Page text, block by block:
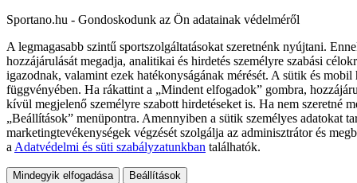
Sportano.hu - Gondoskodunk az Ön adatainak védelméről
A legmagasabb szintű sportszolgáltatásokat szeretnénk nyújtani.
hozzájárulását megadja, analitikai és hirdetés személyre szabási
igazodnak, valamint ezek hatékonyságának mérését. A sütik és
függvényében. Ha rákattint a „Mindent elfogadok” gombra,
kívül megjelenő személyre szabott hirdetéseket is. Ha nem szeretné
„Beállítások” menüpontra. Amennyiben a sütik személyes adatokat
marketingtevékenységek végzését szolgálja az adminisztrátor és
a Adatvédelmi és süti szabályzatunkban találhatók.
Mindegyik elfogadása Beállítások